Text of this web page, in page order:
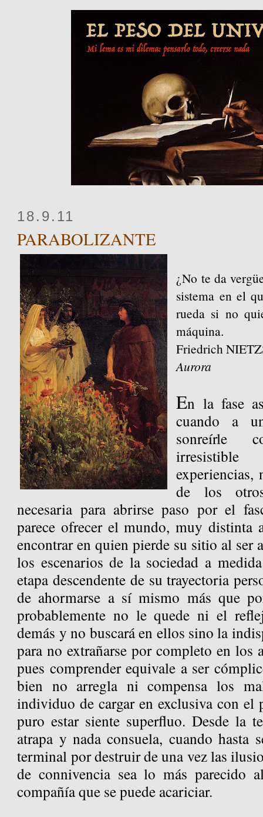
18.9.11
PARABOLIZANTE
¿No te da
sistema en el
rueda si no
máquina.
Friedrich
Aurora
En la fase
cuando a
sonreírle
experiencias,
de los
necesaria para abrirse paso por el
parece ofrecer el mundo, muy distinta
encontrar en quien pierde su sitio al ser
los escenarios de la sociedad a
etapa descendente de su trayectoria
de ahormarse a sí mismo más que
probablemente no le quede ni el
demás y no buscará en ellos sino la
para no extrañarse por completo en los
pues comprender equivale a ser
bien no arregla ni compensa los
individuo de cargar en exclusiva con el
puro estar siente superfluo. Desde la
atrapa y nada consuela, cuando hasta
terminal por destruir de una vez las
de connivencia sea lo más parecido
compañía que se puede acariciar.